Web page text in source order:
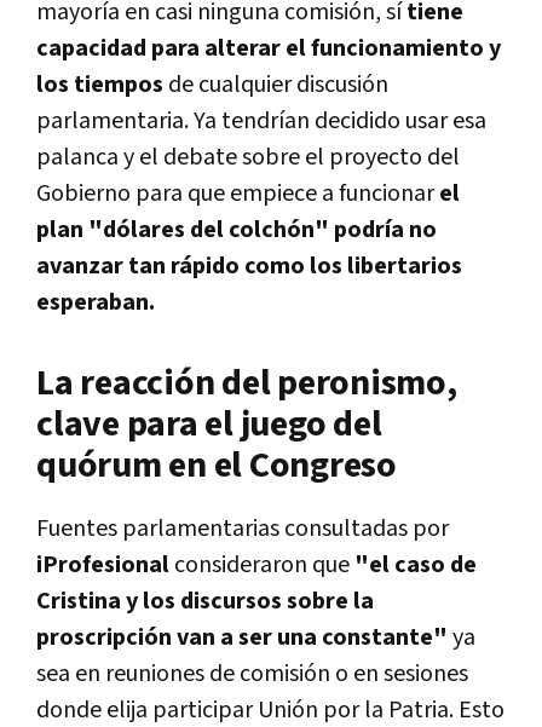
mayoría en casi ninguna comisión, sítiene
capacidad para alterar el funcionamiento y
los tiempos de cualquier discusión
parlamentaria. Ya tendrían decidido usar esa
palanca y el debate sobre el proyecto del
Gobierno para que empiece a funcionarel
plan "dólares del colchón" podría no
avanzar tan rápido como los libertarios
esperaban.
La reacción del peronismo,
clave para el juego del
quórum en el Congreso
Fuentes parlamentarias consultadas por
iProfesionalconsideraron que "el caso de
Cristina y los discursos sobre la
proscripción van a ser una constante" ya
sea en reuniones de comisión o en sesiones
donde elija participar Unión por la Patria. Esto